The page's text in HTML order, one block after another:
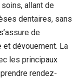
allant de
dentaires, sans
de
et dévouement. La
les principaux
rendez-